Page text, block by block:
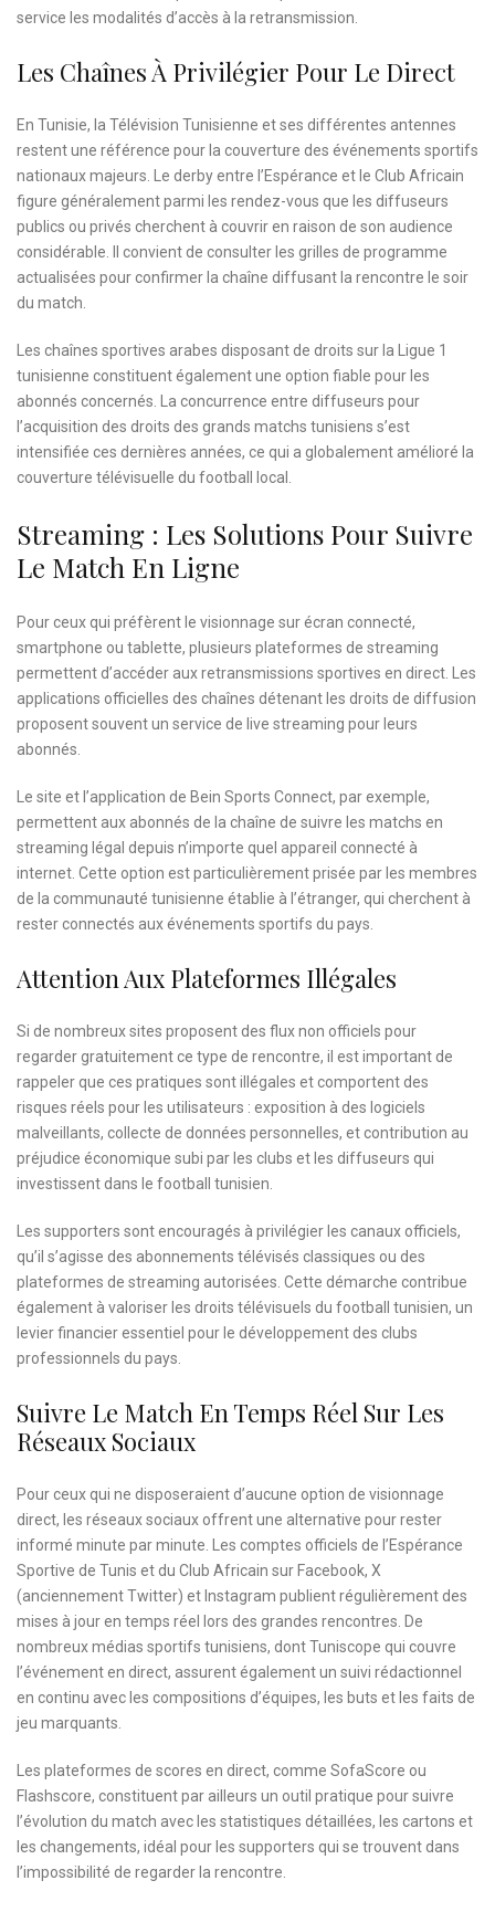
service les modalités d’accès à la retransmission.
Les Chaînes À Privilégier Pour Le Direct
En Tunisie, la Télévision Tunisienne et ses différentes antennes
restent une référence pour la couverture des événements sportifs
nationaux majeurs. Le derby entre l’Espérance et le Club Africain
figure généralement parmi les rendez-vous que les diffuseurs
publics ou privés cherchent à couvrir en raison de son audience
considérable. Il convient de consulter les grilles de programme
actualisées pour confirmer la chaîne diffusant la rencontre le soir
du match.
Les chaînes sportives arabes disposant de droits sur la Ligue 1
tunisienne constituent également une option fiable pour les
abonnés concernés. La concurrence entre diffuseurs pour
l’acquisition des droits des grands matchs tunisiens s’est
intensifiée ces dernières années, ce qui a globalement amélioré la
couverture télévisuelle du football local.
Streaming : Les Solutions Pour Suivre
Le Match En Ligne
Pour ceux qui préfèrent le visionnage sur écran connecté,
smartphone ou tablette, plusieurs plateformes de streaming
permettent d’accéder aux retransmissions sportives en direct. Les
applications officielles des chaînes détenant les droits de diffusion
proposent souvent un service de live streaming pour leurs
abonnés.
Le site et l’application de Bein Sports Connect, par exemple,
permettent aux abonnés de la chaîne de suivre les matchs en
streaming légal depuis n’importe quel appareil connecté à
internet. Cette option est particulièrement prisée par les membres
de la communauté tunisienne établie à l’étranger, qui cherchent à
rester connectés aux événements sportifs du pays.
Attention Aux Plateformes Illégales
Si de nombreux sites proposent des flux non officiels pour
regarder gratuitement ce type de rencontre, il est important de
rappeler que ces pratiques sont illégales et comportent des
risques réels pour les utilisateurs : exposition à des logiciels
malveillants, collecte de données personnelles, et contribution au
préjudice économique subi par les clubs et les diffuseurs qui
investissent dans le football tunisien.
Les supporters sont encouragés à privilégier les canaux officiels,
qu’il s’agisse des abonnements télévisés classiques ou des
plateformes de streaming autorisées. Cette démarche contribue
également à valoriser les droits télévisuels du football tunisien, un
levier financier essentiel pour le développement des clubs
professionnels du pays.
Suivre Le Match En Temps Réel Sur Les
Réseaux Sociaux
Pour ceux qui ne disposeraient d’aucune option de visionnage
direct, les réseaux sociaux offrent une alternative pour rester
informé minute par minute. Les comptes officiels de l’Espérance
Sportive de Tunis et du Club Africain sur Facebook, X
(anciennement Twitter) et Instagram publient régulièrement des
mises à jour en temps réel lors des grandes rencontres. De
nombreux médias sportifs tunisiens, dont Tuniscope qui couvre
l’événement en direct, assurent également un suivi rédactionnel
en continu avec les compositions d’équipes, les buts et les faits de
jeu marquants.
Les plateformes de scores en direct, comme SofaScore ou
Flashscore, constituent par ailleurs un outil pratique pour suivre
l’évolution du match avec les statistiques détaillées, les cartons et
les changements, idéal pour les supporters qui se trouvent dans
l’impossibilité de regarder la rencontre.